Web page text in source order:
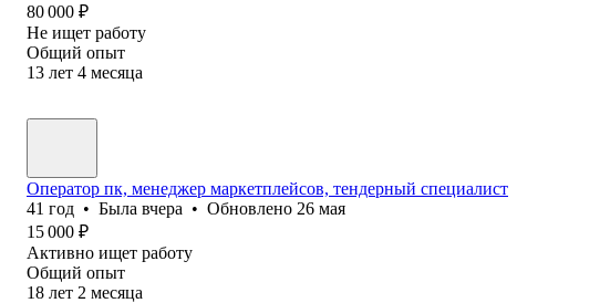
80 000 ₽
Не ищет работу
Общий опыт
13 лет 4 месяца
Оператор пк, менеджер маркетплейсов, тендерный специалист
41 год • Была вчера • Обновлено 26 мая
15 000 ₽
Активно ищет работу
Общий опыт
18 лет 2 месяца